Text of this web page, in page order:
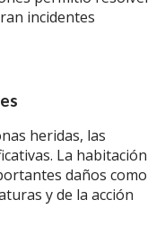
incidentes
heridas, las
La habitación
daños como
y de la acción